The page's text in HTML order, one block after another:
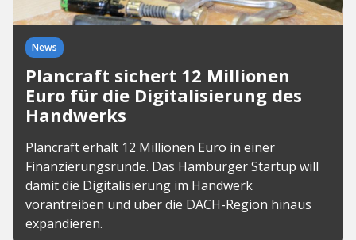
News
Plancraft sichert 12 Millionen
Euro für die Digitalisierung des
Handwerks
Plancraft erhält 12 Millionen Euro in einer
Finanzierungsrunde. Das Hamburger Startup will
damit die Digitalisierung im Handwerk
vorantreiben und über die DACH-Region hinaus
expandieren.